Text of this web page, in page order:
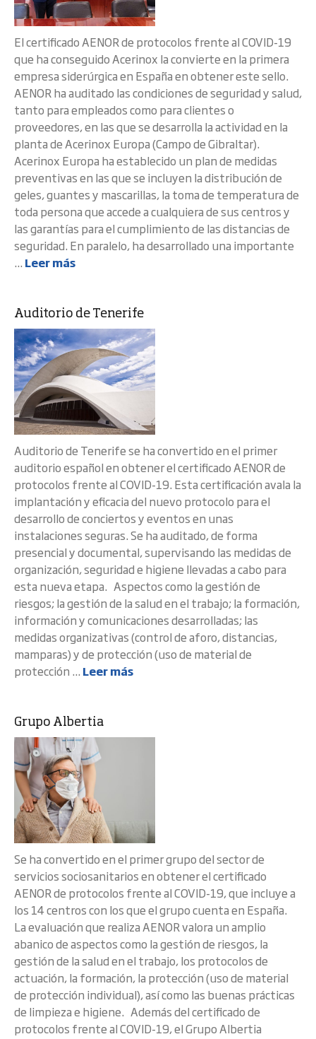
El certificado AENOR de protocolos frente al COVID-19
que ha conseguido Acerinox la convierte en la primera
empresa siderúrgica en España en obtener este sello.
AENOR ha auditado las condiciones de seguridad y salud,
tanto para empleados como para clientes o
proveedores, en las que se desarrolla la actividad en la
planta de Acerinox Europa (Campo de Gibraltar).
Acerinox Europa ha establecido un plan de medidas
preventivas en las que se incluyen la distribución de
geles, guantes y mascarillas, la toma de temperatura de
toda persona que accede a cualquiera de sus centros y
las garantías para el cumplimiento de las distancias de
seguridad. En paralelo, ha desarrollado una importante
... Leer más
Auditorio de Tenerife
Auditorio de Tenerife se ha convertido en el primer
auditorio español en obtener el certificado AENOR de
protocolos frente al COVID-19. Esta certificación avala la
implantación y eficacia del nuevo protocolo para el
desarrollo de conciertos y eventos en unas
instalaciones seguras. Se ha auditado, de forma
presencial y documental, supervisando las medidas de
organización, seguridad e higiene llevadas a cabo para
esta nueva etapa. Aspectos como la gestión de
riesgos; la gestión de la salud en el trabajo; la formación,
información y comunicaciones desarrolladas; las
medidas organizativas (control de aforo, distancias,
mamparas) y de protección (uso de material de
protección ... Leer más
Grupo Albertia
Se ha convertido en el primer grupo del sector de
servicios sociosanitarios en obtener el certificado
AENOR de protocolos frente al COVID-19, que incluye a
los 14 centros con los que el grupo cuenta en España.
La evaluación que realiza AENOR valora un amplio
abanico de aspectos como la gestión de riesgos, la
gestión de la salud en el trabajo, los protocolos de
actuación, la formación, la protección (uso de material
de protección individual), así como las buenas prácticas
de limpieza e higiene. Además del certificado de
protocolos frente al COVID-19, el Grupo Albertia